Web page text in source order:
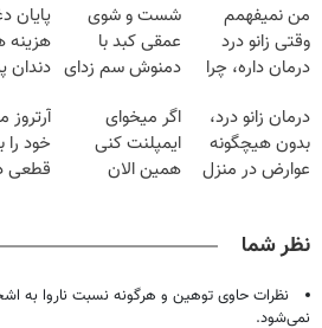
من نمیفهمم
وقتی زانو درد
درمان داره، چرا
تحمل میکنی؟❗
شست و شوی
عمقی کبد با
دمنوش سم زدای
پایان
هزینه
دندان
خانگی
درمان زانو درد،
بدون هیچگونه
عوارض در منزل
اگر میخوای
ایمپلنت کنی
همین الان
تومان!!!
خود را
قطعی
نظر شما
نظرات حاوی توهین و هرگونه نسبت ناروا به
نمی‌شود.